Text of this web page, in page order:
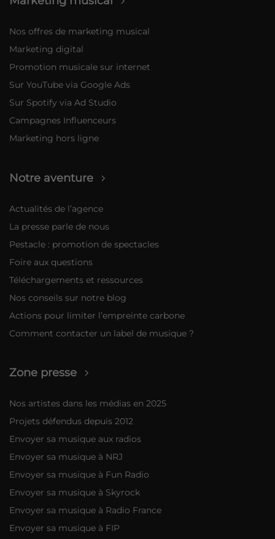
Nos offres de marketing musical
Marketing digital
Promotion musicale sur internet
Sur YouTube via Google Ads
Sur Spotify via Ad Studio
Campagnes Influenceurs
Marketing hors ligne
Notre aventure
Actualités de l’agence
La presse parle de nous
Pestacle : promotion de spectacles
Foire aux questions
Téléchargements et ressources
Nos conseils sur notre blog
Actions pour limiter l’empreinte carbone
Comment contacter un label de musique ?
Zone presse
Nos artistes dans les médias en 2025
Projets défendus depuis 2012
Envoyer sa musique aux radios
Envoyer sa musique à NRJ
Envoyer sa musique à Fun Radio
Envoyer sa musique à Skyrock
Envoyer sa musique à Radio France
Envoyer sa musique à FIP